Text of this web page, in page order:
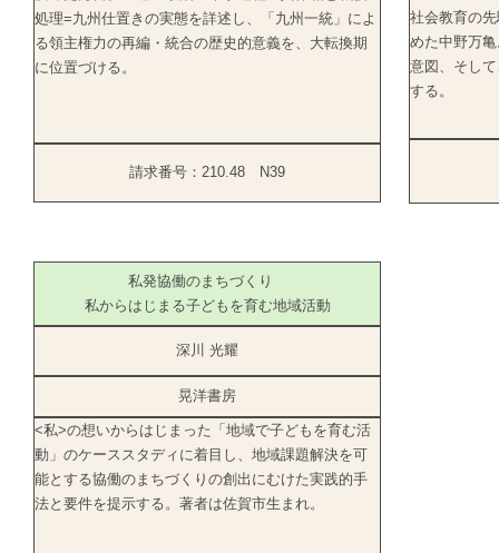
処理=九州仕置きの実態を詳述し、「九州一統」によ
る領主権力の再編・統合の歴史的意義を、大転換期
に位置づける。
請求番号：210.48 N39
社会教育の
めた中野万
意図、そし
する。
私発協働のまちづくり
私からはじまる子どもを育む地域活動
深川 光耀
晃洋書房
<私>の想いからはじまった「地域で子どもを育む活
動」のケーススタディに着目し、地域課題解決を可
能とする協働のまちづくりの創出にむけた実践的手
法と要件を提示する。著者は佐賀市生まれ。